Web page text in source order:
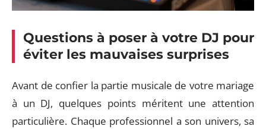
Questions à poser à votre DJ pour
éviter les mauvaises surprises
Avant de confier la partie musicale de votre mariage
à un DJ, quelques points méritent une attention
particulière. Chaque professionnel a son univers, sa